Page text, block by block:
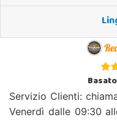
Servizio Clienti:
Venerdì dalle 09:30